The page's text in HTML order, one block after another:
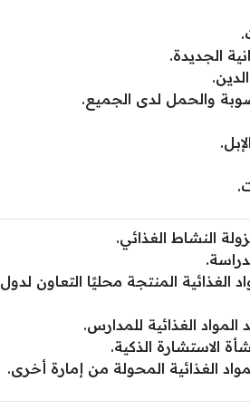
الجديدة.
والحمل لدى الجميع.
النشاط الغذائي.
الغذائية المنتجة محليًا التعاون لدول
الغذائية للمدارس.
الاستشارة الذكية.
الغذائية المحولة من إمارة أخرى.